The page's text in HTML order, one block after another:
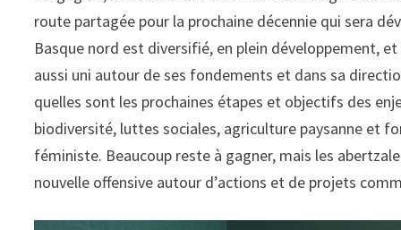
route partagée pour la prochaine décennie qui sera
Basque nord est diversifié, en plein développement,
aussi uni autour de ses fondements et dans sa
quelles sont les prochaines étapes et objectifs des
biodiversité, luttes sociales, agriculture paysanne et
féministe. Beaucoup reste à gagner, mais les
nouvelle offensive autour d’actions et de projets